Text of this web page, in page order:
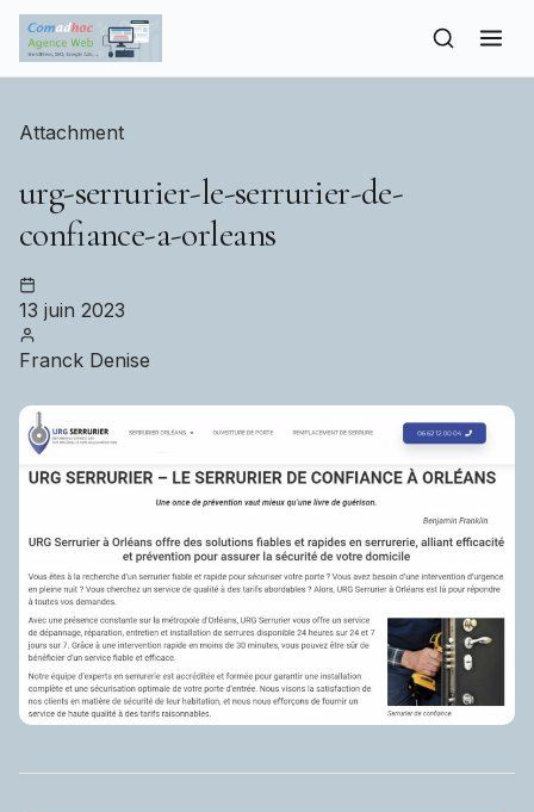
content
Attachment
urg-serrurier-le-serrurier-de-
confiance-a-orleans
13 juin 2023
Franck Denise